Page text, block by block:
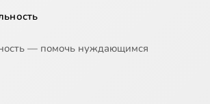
— помочь нуждающимся